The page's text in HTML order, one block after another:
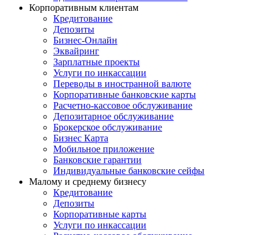
Корпоративным клиентам
Кредитование
Депозиты
Бизнес-Онлайн
Эквайринг
Зарплатные проекты
Услуги по инкассации
Переводы в иностранной валюте
Корпоративные банковские карты
Расчетно-кассовое обслуживание
Депозитарное обслуживание
Брокерское обслуживание
Бизнес Карта
Мобильное приложение
Банковские гарантии
Индивидуальные банковские сейфы
Малому и среднему бизнесу
Кредитование
Депозиты
Корпоративные карты
Услуги по инкассации